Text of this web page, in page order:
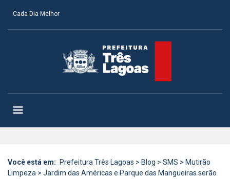
Cada Dia Melhor
Você está em: Prefeitura Três Lagoas > Blog > SMS > Mutirão
Limpeza > Jardim das Américas e Parque das Mangueiras serão